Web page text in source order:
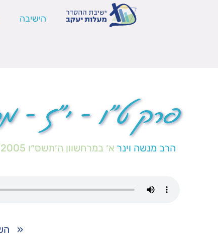
הישיבה
פרק ט"ו – י"ז –
הרב מנשה וינר א׳ במרחשוון ה׳תשס״ו
«